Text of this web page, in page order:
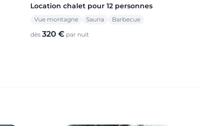
Location chalet pour 12 personnes
Vue montagne Sauna Barbecue
dès 320 € par nuit